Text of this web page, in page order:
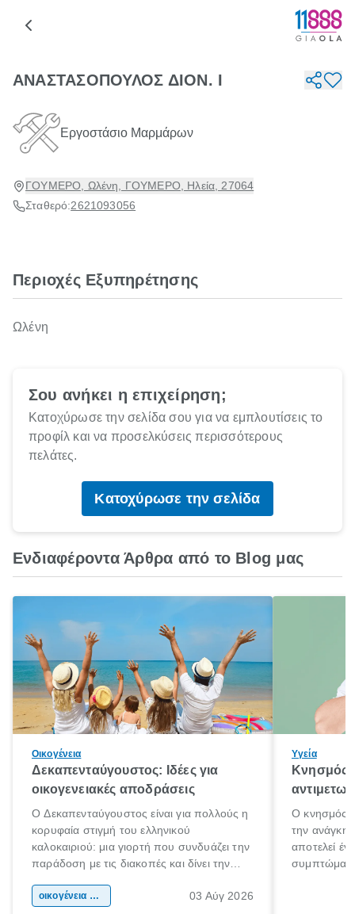
ΑΝΑΣΤΑΣΟΠΟΥΛΟΣ ΔΙΟΝ. Ι
Εργοστάσιο Μαρμάρων
ΓΟΥΜΕΡΟ, Ωλένη, ΓΟΥΜΕΡΟ, Ηλεία, 27064
Σταθερό:2621093056
Περιοχές Εξυπηρέτησης
Ωλένη
Σου ανήκει η επιχείρηση;
Κατοχύρωσε την σελίδα σου για να εμπλουτίσεις το
προφίλ και να προσελκύσεις περισσότερους
πελάτες.
Κατοχύρωσε την σελίδα
Ενδιαφέροντα Άρθρα από το Blog μας
Οικογένεια
Δεκαπενταύγουστος: Ιδέες για
οικογενειακές αποδράσεις
Ο Δεκαπενταύγουστος είναι για πολλούς η
κορυφαία στιγμή του ελληνικού
καλοκαιριού: μια γιορτή που συνδυάζει την
παράδοση με τις διακοπές και δίνει την
χώρας. Είτε πρόκειται για λίγες μέρες
οικογένεια & παιδί 03 Αύγ 2026
Υγεία
Κνησμός:
Ο κνησμός
την ανάγκη
αποτελεί